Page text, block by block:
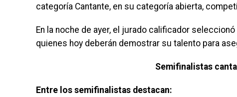
categoría Cantante, en su categoría abierta,
En la noche de ayer, el jurado calificador
quienes hoy deberán demostrar su talento para
Semifinalistas
Entre los semifinalistas destacan: